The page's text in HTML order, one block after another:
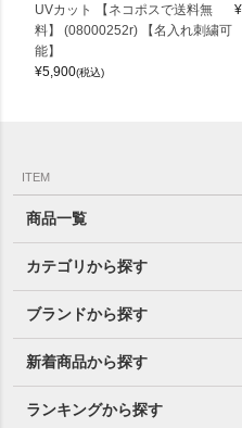
UVカット 【ネコポスで送料無
料】 (08000252r) 【名入れ刺繍可
能】
¥5,900(税込)
¥
ITEM
商品一覧
カテゴリから探す
ブランドから探す
新着商品から探す
ランキングから探す